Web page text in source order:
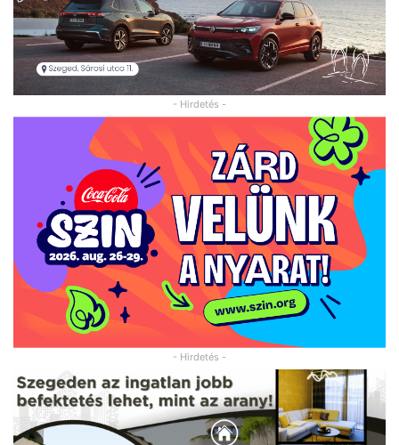
- Hirdetés -
- Hirdetés -